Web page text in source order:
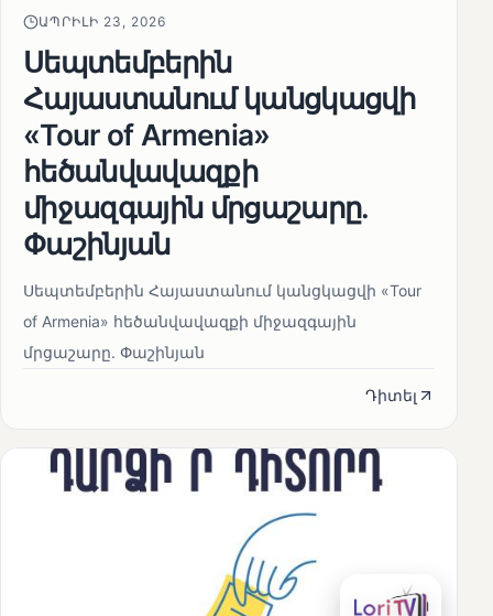
ԱՊՐԻԼԻ 23, 2026
Սեպտեմբերին
Հայաստանում կանցկացվի
«Tour of Armenia»
հեծանվավազքի
միջազգային մրցաշարը.
Փաշինյան
Սեպտեմբերին Հայաստանում կանցկացվի «Tour
of Armenia» հեծանվավազքի միջազգային
մրցաշարը. Փաշինյան
Դիտել